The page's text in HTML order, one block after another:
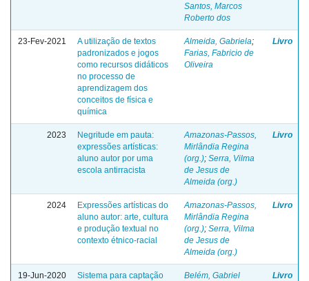
Santos, Marcos
Roberto dos
23-Fev-2021
A utilização de textos
padronizados e jogos
como recursos didáticos
no processo de
aprendizagem dos
conceitos de física e
química
Almeida, Gabriela;
Farias, Fabricio de
Oliveira
Livro
2023
Negritude em pauta:
expressões artísticas:
aluno autor por uma
escola antirracista
Amazonas-Passos,
Mirlândia Regina
(org.); Serra, Vilma
de Jesus de
Almeida (org.)
Livro
2024
Expressões artísticas do
aluno autor: arte, cultura
e produção textual no
contexto étnico-racial
Amazonas-Passos,
Mirlândia Regina
(org.); Serra, Vilma
de Jesus de
Almeida (org.)
Livro
19-Jun-2020
Sistema para captação
Belém, Gabriel
Livro